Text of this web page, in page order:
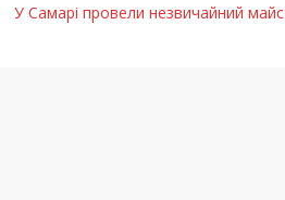
У Самарі провели незвичайний